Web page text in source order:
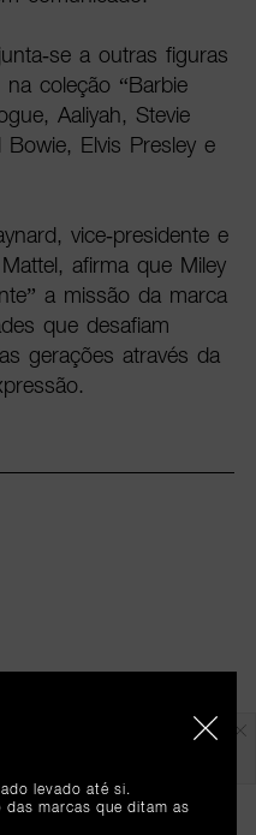
se a outras figuras
coleção “Barbie
Aaliyah, Stevie
Elvis Presley e
vice-presidente e
afirma que Miley
a missão da marca
que desafiam
gerações através da
levado até si.
marcas que ditam as